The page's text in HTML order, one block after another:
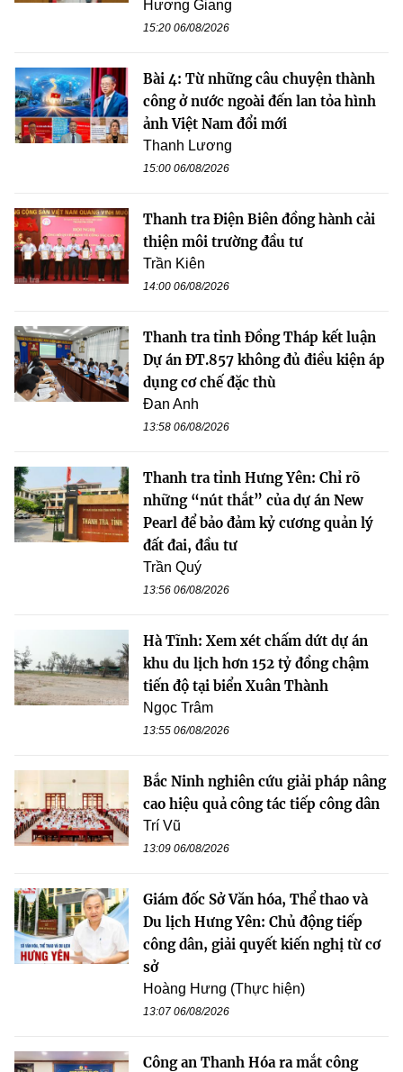
Hương Giang
15:20 06/08/2026
Bài 4: Từ những câu chuyện thành
công ở nước ngoài đến lan tỏa hình
ảnh Việt Nam đổi mới
Thanh Lương
15:00 06/08/2026
Thanh tra Điện Biên đồng hành cải
thiện môi trường đầu tư
Trần Kiên
14:00 06/08/2026
Thanh tra tỉnh Đồng Tháp kết luận
Dự án ĐT.857 không đủ điều kiện áp
dụng cơ chế đặc thù
Đan Anh
13:58 06/08/2026
Thanh tra tỉnh Hưng Yên: Chỉ rõ
những “nút thắt” của dự án New
Pearl để bảo đảm kỷ cương quản lý
đất đai, đầu tư
Trần Quý
13:56 06/08/2026
Hà Tĩnh: Xem xét chấm dứt dự án
khu du lịch hơn 152 tỷ đồng chậm
tiến độ tại biển Xuân Thành
Ngọc Trâm
13:55 06/08/2026
Bắc Ninh nghiên cứu giải pháp nâng
cao hiệu quả công tác tiếp công dân
Trí Vũ
13:09 06/08/2026
Giám đốc Sở Văn hóa, Thể thao và
Du lịch Hưng Yên: Chủ động tiếp
công dân, giải quyết kiến nghị từ cơ
sở
Hoàng Hưng (Thực hiện)
13:07 06/08/2026
Công an Thanh Hóa ra mắt công